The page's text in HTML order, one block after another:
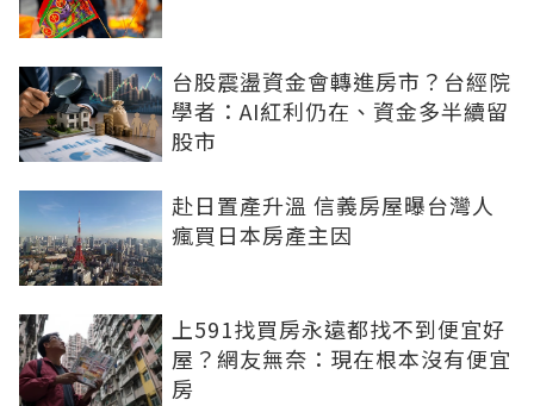
台股震盪資金會轉進房市？台經院
學者：AI紅利仍在、資金多半續留
股市
赴日置產升溫 信義房屋曝台灣人
瘋買日本房產主因
上591找買房永遠都找不到便宜好
屋？網友無奈：現在根本沒有便宜
房